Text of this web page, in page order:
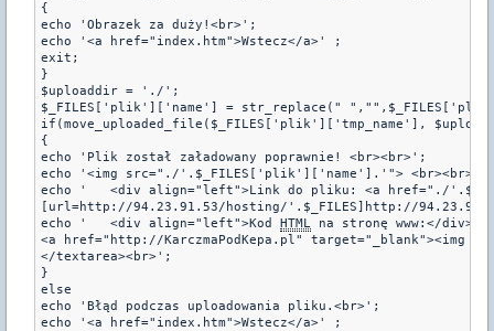
{
echo 'Obrazek za duży!<br>';
echo '<a href="index.htm">Wstecz</a>' ;
exit;
}
$uploaddir = './';
$_FILES['plik']['name'] = str_replace("
if(move_uploaded_file($_FILES['plik']['tmp_name'],
{
echo 'Plik został załadowany poprawnie! <br><br>';
echo '<img src="./'.$_FILES['plik']['name'].'"> <br><br>';
echo '   <div align="left">Link do pliku: <a href="./
[url=http://94.23.91.53/hosting/'.$_FILES]http://
echo '   <div align="left">Kod HTML na stronę www:</div>
<a href="http://KarczmaPodKepa.pl"
</textarea><br>';
}
else
echo 'Błąd podczas uploadowania pliku.<br>';
echo '<a href="index.htm">Wstecz</a>' ;